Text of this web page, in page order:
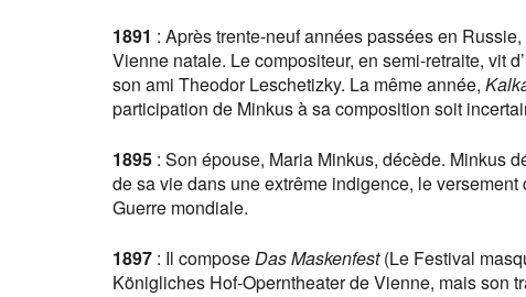
1891 : Après trente-neuf années passées en
Vienne natale. Le compositeur, en semi-retraite, vit
son ami Theodor Leschetizky. La même année,
participation de Minkus à sa composition soit
1895 : Son épouse, Maria Minkus, décède. Minkus
de sa vie dans une extrême indigence, le
Guerre mondiale.
1897 : Il composeDas Maskenfest(Le Festival
Königliches Hof-Operntheater de Vienne, mais son